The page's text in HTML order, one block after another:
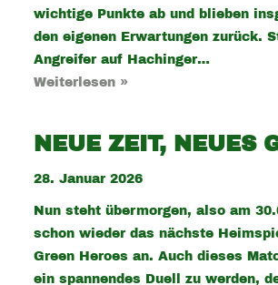
wichtige Punkte ab und blieben
den eigenen Erwartungen zurück.
Angreifer auf Hachinger…
Weiterlesen »
NEUE ZEIT, NEUES
28. Januar 2026
Nun steht übermorgen, also am
schon wieder das nächste
Green Heroes an. Auch dieses
ein spannendes Duell zu werden,